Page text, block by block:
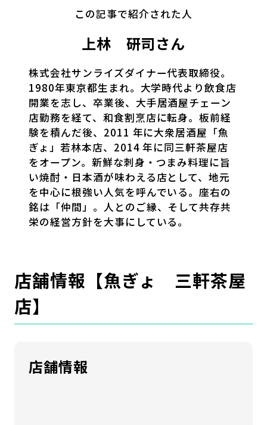
この記事で紹介された人
上林 研司さん
株式会社サンライズダイナー代表取締役。
1980年東京都生まれ。大学時代より飲食店
開業を志し、卒業後、大手居酒屋チェーン
店勤務を経て、和食割烹店に転身。板前経
験を積んだ後、2011 年に大衆居酒屋「魚
ぎょ」若林本店、2014 年に同三軒茶屋店
をオープン。新鮮な刺身・つまみ料理に旨
い焼酎・日本酒が味わえる店として、地元
を中心に根強い人気を呼んでいる。座右の
銘は「仲間」。人とのご縁、そして共存共
栄の経営方針を大事にしている。
店舗情報【魚ぎょ 三軒茶屋
店】
店舗情報